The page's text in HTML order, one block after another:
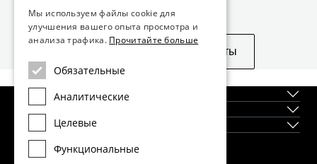
Не нашли то, что искали?
Посмотреть похожие объекты
Регионы
Новостройки
Мы используем файлы cookie для
улучшения вашего опыта просмотра и
анализа трафика. Прочитайте больше
Обязательные
Аналитические
Целевые
Функциональные